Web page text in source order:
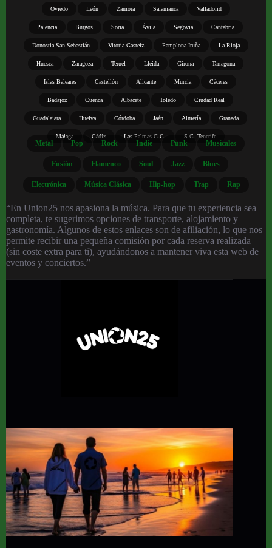
Oviedo León Zamora Salamanca Valladolid
Palencia Burgos Soria Ávila Segovia Cantabria
Donostia-San Sebastián Vitoria-Gasteiz Pamplona-Iruña La Rioja
Huesca Zaragoza Teruel Lleida Girona Tarragona
Islas Baleares Castellón Alicante Murcia Cáceres
Badajoz Cuenca Albacete Toledo Ciudad Real
Guadalajara Huelva Córdoba Jaén Almería Granada
Málaga Cádiz Las Palmas G.C. S.C. Tenerife
Metal Pop Rock Indie Punk Musicales
Fusión Flamenco Soul Jazz Blues
Electrónica Música Clásica Hip-hop Trap Rap
“En Union25 nos apasiona la música. Para que tu experiencia sea
completa, te sugerimos opciones de transporte, alojamiento y
gastronomía. Algunos de estos enlaces son de afiliación, lo que nos
permite recibir una pequeña comisión por cada reserva realizada
(sin coste extra para ti), ayudándonos a mantener viva esta web de
eventos y conciertos.”